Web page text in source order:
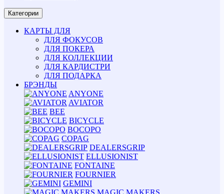
Категории
КАРТЫ ДЛЯ
ДЛЯ ФОКУСОВ
ДЛЯ ПОКЕРА
ДЛЯ КОЛЛЕКЦИИ
ДЛЯ КАРДИСТРИ
ДЛЯ ПОДАРКА
БРЭНДЫ
ANYONE
AVIATOR
BEE
BICYCLE
BOCOPO
COPAG
DEALERSGRIP
ELLUSIONIST
FONTAINE
FOURNIER
GEMINI
MAGIC MAKERS